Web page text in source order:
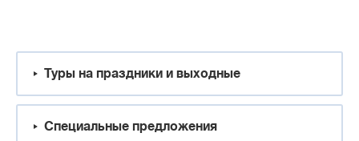
Туры на праздники и выходные
Специальные предложения